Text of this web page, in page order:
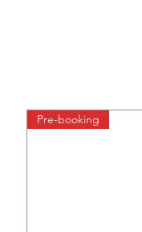
Pre-booking